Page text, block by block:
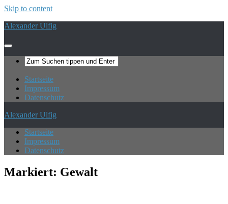
Skip to content
Alexander Ulfig
Startseite
Impressum
Datenschutz
Alexander Ulfig
Startseite
Impressum
Datenschutz
Markiert: Gewalt